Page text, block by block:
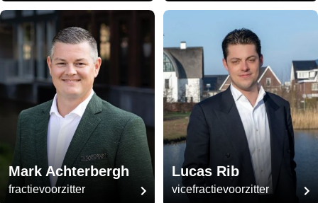
Mark Achterbergh
fractievoorzitter
Lucas Rib
vicefractievoorzitter